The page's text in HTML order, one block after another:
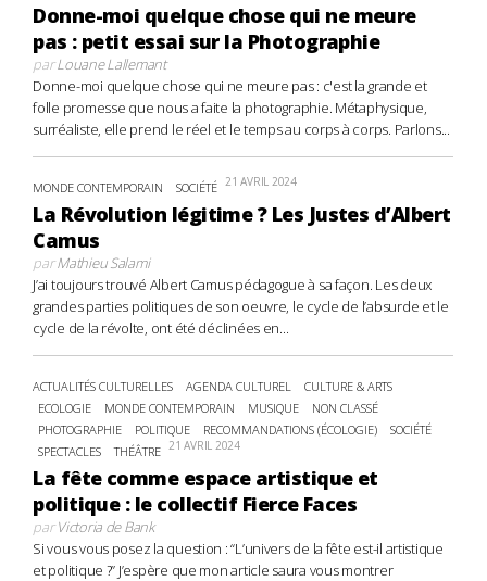
Donne-moi quelque chose qui ne meure
pas : petit essai sur la Photographie
parLouane Lallemant
Donne-moi quelque chose qui ne meure pas : c'est la grande et
folle promesse que nous a faite la photographie. Métaphysique,
surréaliste, elle prend le réel et le temps au corps à corps. Parlons...
MONDE CONTEMPORAIN SOCIÉTÉ 21 AVRIL 2024
La Révolution légitime ? Les Justes d’Albert
Camus
parMathieu Salami
J’ai toujours trouvé Albert Camus pédagogue à sa façon. Les deux
grandes parties politiques de son oeuvre, le cycle de l’absurde et le
cycle de la révolte, ont été déclinées en...
ACTUALITÉS CULTURELLES AGENDA CULTUREL
CULTURE & ARTS
ECOLOGIE
MONDE CONTEMPORAIN MUSIQUE
NON CLASSÉ
PHOTOGRAPHIE
POLITIQUE RECOMMANDATIONS (ÉCOLOGIE)
SOCIÉTÉ
SPECTACLES
THÉÂTRE 21 AVRIL 2024
La fête comme espace artistique et
politique : le collectif Fierce Faces
parVictoria de Bank
Si vous vous posez la question : “L’univers de la fête est-il artistique
et politique ?” J’espère que mon article saura vous montrer